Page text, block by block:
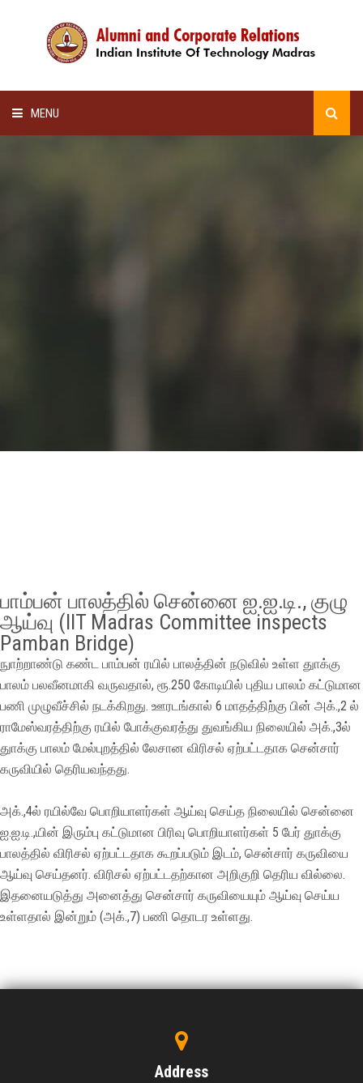
MENU
பாம்பன் பாலத்தில் சென்னை ஐ.ஐ.டி., குழு
ஆய்வு (IIT Madras Committee inspects
Pamban Bridge)
நுாற்றாண்டு கண்ட பாம்பன் ரயில் பாலத்தின் நடுவில் உள்ள துாக்கு
பாலம் பலவீனமாகி வருவதால், ரூ.250 கோடியில் புதிய பாலம் கட்டுமான
பணி முழுவீச்சில் நடக்கிறது. ஊரடங்கால் 6 மாதத்திற்கு பின் அக்.,2 ல்
ராமேஸ்வரத்திற்கு ரயில் போக்குவரத்து துவங்கிய நிலையில் அக்.,3ல்
துாக்கு பாலம் மேல்புறத்தில் லேசான விரிசல் ஏற்பட்டதாக சென்சார்
கருவியில் தெரியவந்தது.
அக்.,4ல் ரயில்வே பொறியாளர்கள் ஆய்வு செய்த நிலையில் சென்னை
ஐ.ஐ.டி.,யின் இரும்பு கட்டுமான பிரிவு பொறியாளர்கள் 5 பேர் துாக்கு
பாலத்தில் விரிசல் ஏற்பட்டதாக கூறப்படும் இடம், சென்சார் கருவியை
ஆய்வு செய்தனர். விரிசல் ஏற்பட்டதற்கான அறிகுறி தெரிய வில்லை.
இதனையடுத்து அனைத்து சென்சார் கருவியையும் ஆய்வு செய்ய
உள்ளதால் இன்றும் (அக்.,7) பணி தொடர உள்ளது.
Address